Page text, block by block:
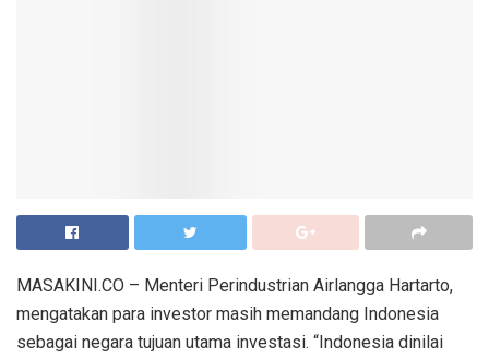
MASAKINI.CO – Menteri Perindustrian Airlangga Hartarto,
mengatakan para investor masih memandang Indonesia
sebagai negara tujuan utama investasi. “Indonesia dinilai